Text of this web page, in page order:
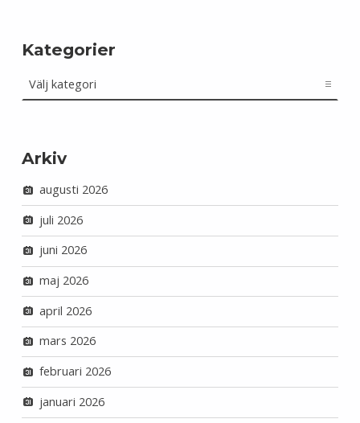
Kategorier
Arkiv
augusti 2026
juli 2026
juni 2026
maj 2026
april 2026
mars 2026
februari 2026
januari 2026